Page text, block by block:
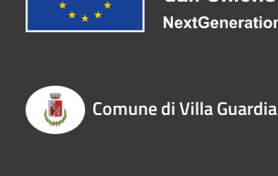
Comune di Villa Guardia